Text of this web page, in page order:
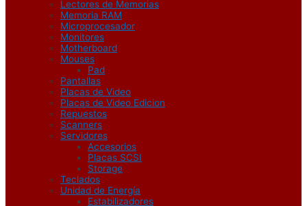
Lectores de Memorias
Memoria RAM
Microprocesador
Monitores
Motherboard
Mouses
Pad
Pantallas
Placas de Video
Placas de Video Edicion
Repuestos
Scanners
Servidores
Accesorios
Placas SCSI
Storage
Teclados
Unidad de Energía
Estabilizadores